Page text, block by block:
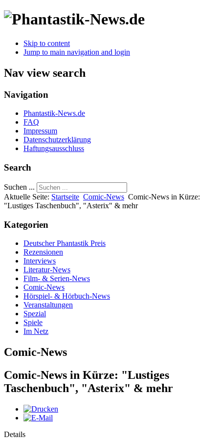
Skip to content
Jump to main navigation and login
Nav view search
Navigation
Phantastik-News.de
FAQ
Impressum
Datenschutzerklärung
Haftungsausschluss
Search
Suchen ...
Aktuelle Seite: Startseite Comic-News Comic-News in Kürze:
"Lustiges Taschenbuch", "Asterix" & mehr
Kategorien
Deutscher Phantastik Preis
Rezensionen
Interviews
Literatur-News
Film- & Serien-News
Comic-News
Hörspiel- & Hörbuch-News
Veranstaltungen
Spezial
Spiele
Im Netz
Comic-News
Comic-News in Kürze: "Lustiges
Taschenbuch", "Asterix" & mehr
Details